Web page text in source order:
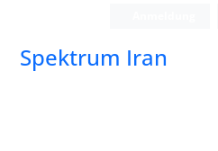
Spektrum Iran